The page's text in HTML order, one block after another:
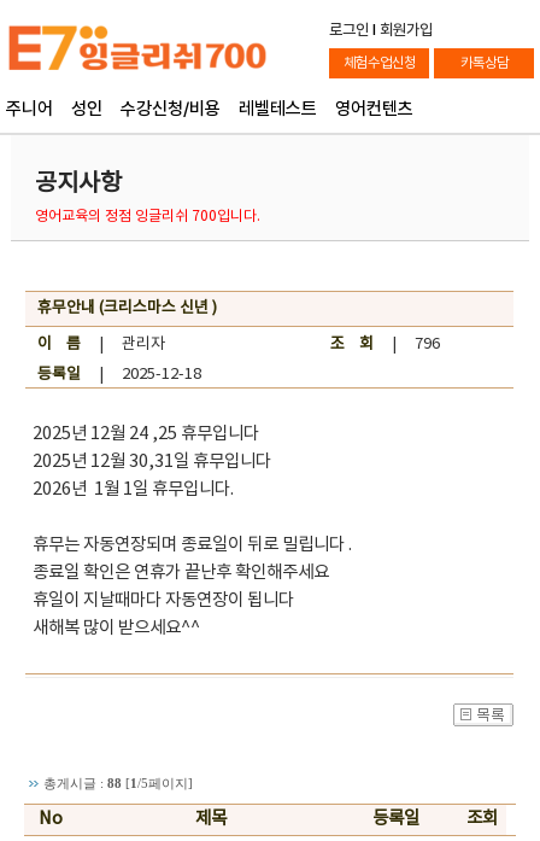
로그인 l 회원가입
체험수업신청 카톡상담
주니어 성인 수강신청/비용 레벨테스트 영어컨텐츠
공지사항
영어교육의 정점 잉글리쉬 700입니다.
휴무안내 (크리스마스 신년 )
이 름| 관리자 조 회
| 796
등록일| 2025-12-18
2025년 12월 24 ,25 휴무입니다
2025년 12월 30,31일 휴무입니다
2026년 1월 1일 휴무입니다.
휴무는 자동연장되며 종료일이 뒤로 밀립니다 .
종료일 확인은 연휴가 끝난후 확인해주세요
휴일이 지날때마다 자동연장이 됩니다
새해복 많이 받으세요^^
총게시글 : 88 [1 /5페이지]
No 제목 등록일 조회